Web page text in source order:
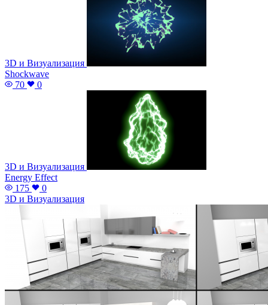
3D и Визуализация
Shockwave
70
0
3D и Визуализация
Energy Effect
175
0
3D и Визуализация